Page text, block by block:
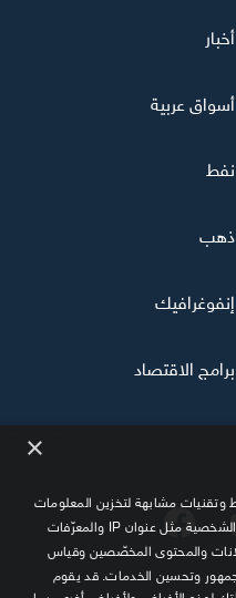
أخبار
أسواق عربية
نفط
ذهب
إنفوغرافيك
برامج الاقتصاد
×
وتقنيات مشابهة لتخزين المعلومات
على جهازك والوصول إليها ومعالجة البيانات الشخصية مثل عنوان IP والمعرّفات
والمحتوى المخصّصين وقياس
وتحسين الخدمات. قد يقوم